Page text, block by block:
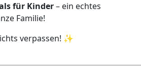
für Kinder– ein echtes
Familie!
verpassen! ✨